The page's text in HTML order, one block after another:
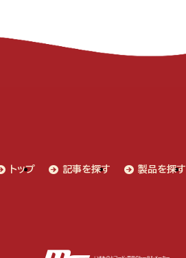
トップ 記事を探す 製品を探す